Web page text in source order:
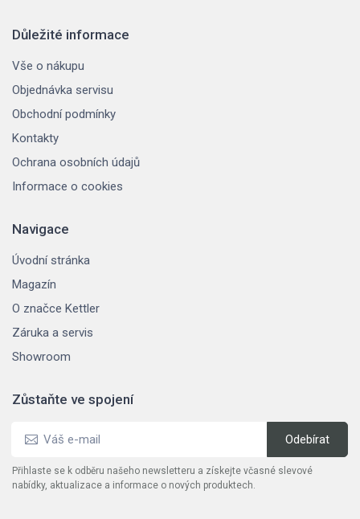
Důležité informace
Vše o nákupu
Objednávka servisu
Obchodní podmínky
Kontakty
Ochrana osobních údajů
Informace o cookies
Navigace
Úvodní stránka
Magazín
O značce Kettler
Záruka a servis
Showroom
Zůstaňte ve spojení
Přihlaste se k odběru našeho newsletteru a získejte včasné slevové
nabídky, aktualizace a informace o nových produktech.